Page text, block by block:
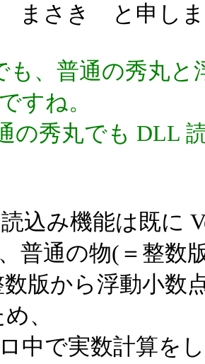
まさき と申しま
、普通の秀丸と
すね。
の秀丸でも DLL
込み機能は既に
普通の物(＝整数
数版から浮動小数
、
中で実数計算を